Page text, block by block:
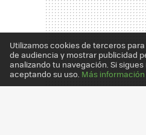
Utilizamos cookies de terceros
de audiencia y mostrar publicidad
analizando tu navegación. Si
aceptando su uso. Más información